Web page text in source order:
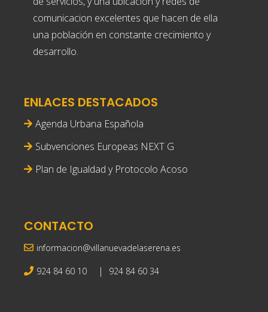
comunicacion excelentes que hacen de ella
una población en constante crecimiento y
desarrollo.
ENLACES DESTACADOS
Agenda Urbana Española
Subvenciones Europeas NEXT G
Plan de Igualdad y Protocolo Acoso
CONTACTO
informacion@villanuevadelaserena.es
924 84 60 10 | 924 84 60 34